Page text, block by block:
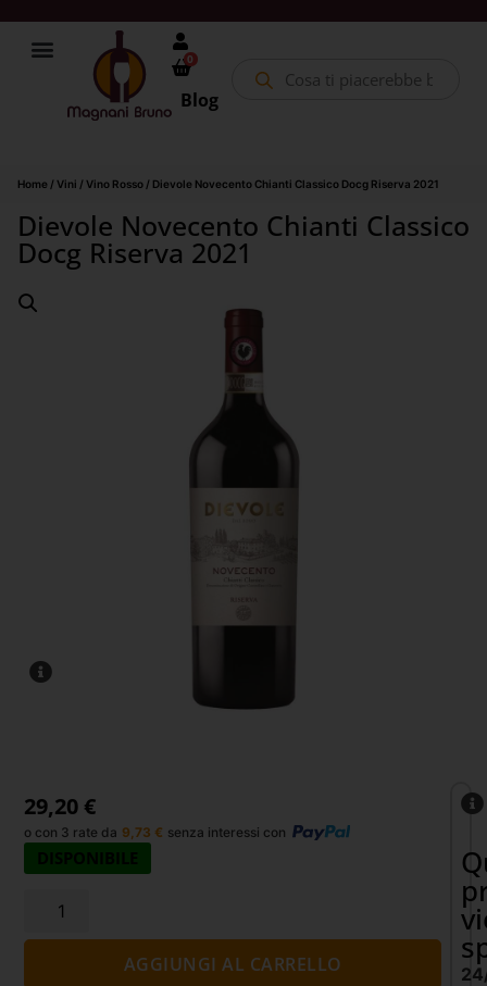
0
Blog
Home / Vini / Vino Rosso / Dievole Novecento Chianti Classico Docg Riserva 2021
Dievole Novecento Chianti Classico
Docg Riserva 2021
29,20 €
o con 3 rate da 9,73 € senza interessi con
DISPONIBILE
AGGIUNGI AL CARRELLO